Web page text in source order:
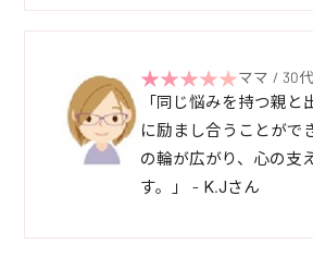
ママ / 30代
「同じ悩みを持つ親と
に励まし合うことがで
の輪が広がり、心の支
す。」 - K.Jさん